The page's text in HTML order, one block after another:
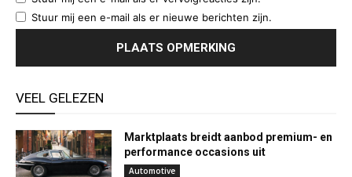
Stuur mij een e-mail als er nieuwe berichten zijn.
VEEL GELEZEN
Marktplaats breidt aanbod premium- en
performance occasions uit
Automotive